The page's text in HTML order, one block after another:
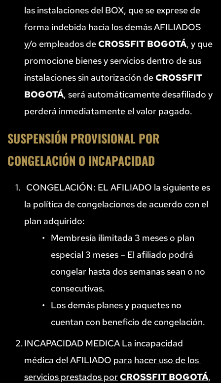
las instalaciones del BOX, que se exprese de
forma indebida hacia los demás AFILIADOS
y/o empleados de CROSSFIT BOGOTÁ, y que
promocione bienes y servicios dentro de sus
instalaciones sin autorización de CROSSFIT
BOGOTÁ, será automáticamente desafiliado y
perderá inmediatamente el valor pagado.
SUSPENSIÓN PROVISIONAL POR
CONGELACIÓN O INCAPACIDAD
CONGELACIÓN: EL AFILIADO la siguiente es
la política de congelaciones de acuerdo con el
plan adquirido:
Membresía ilimitada 3 meses o plan
especial 3 meses – El afiliado podrá
congelar hasta dos semanas sean o no
consecutivas.
Los demás planes y paquetes no
cuentan con beneficio de congelación.
INCAPACIDAD MEDICA La incapacidad
médica del AFILIADO para hacer uso de los
servicios prestados porCROSSFIT BOGOTÁ,